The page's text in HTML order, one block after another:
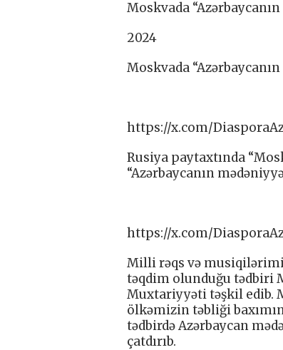
Moskvada
2024
Moskvada
https://x.com/
Rusiya paytaxtında
“Azərbaycanın
https://x.com/
Milli rəqs və
təqdim olunduğu tədbiri
Muxtariyyəti təşkil edib.
ölkəmizin təbliği
tədbirdə Azərbaycan
çatdırıb.